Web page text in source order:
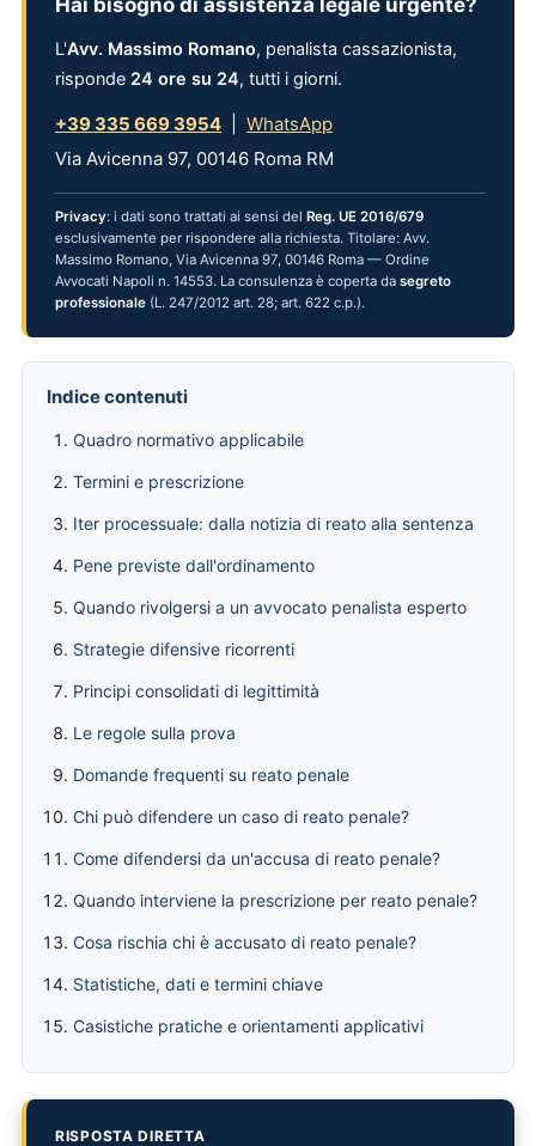
L'Avv. Massimo Romano, penalista cassazionista,
risponde 24 ore su 24, tutti i giorni.
+39 335 669 3954
WhatsApp
Via Avicenna 97, 00146 Roma RM
Privacy: i dati sono trattati ai sensi del Reg. UE 2016/679
esclusivamente per rispondere alla richiesta. Titolare: Avv.
Massimo Romano, Via Avicenna 97, 00146 Roma — Ordine
Avvocati Napoli n. 14553. La consulenza è coperta da segreto
professionale (L. 247/2012 art. 28; art. 622 c.p.).
Indice contenuti
Quadro normativo applicabile
Termini e prescrizione
Iter processuale: dalla notizia di reato alla sentenza
Pene previste dall'ordinamento
Quando rivolgersi a un avvocato penalista esperto
Strategie difensive ricorrenti
Principi consolidati di legittimità
Le regole sulla prova
Domande frequenti su reato penale
Chi può difendere un caso di reato penale?
Come difendersi da un'accusa di reato penale?
Quando interviene la prescrizione per reato penale?
Cosa rischia chi è accusato di reato penale?
Statistiche, dati e termini chiave
Casistiche pratiche e orientamenti applicativi
RISPOSTA DIRETTA